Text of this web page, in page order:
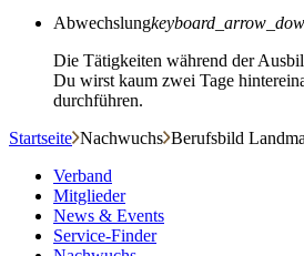
Abwechslung
Die Tätigkeiten während der
Du wirst kaum zwei Tage
durchführen.
Startseite Nachwuchs Berufsbild
Verband
Mitglieder
News & Events
Service-Finder